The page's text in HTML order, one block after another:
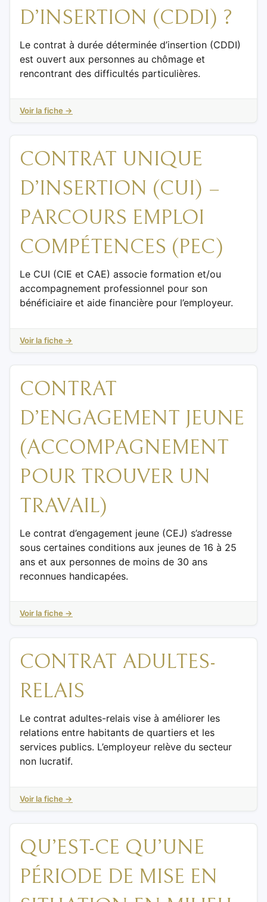
D’INSERTION (CDDI) ?
Le contrat à durée déterminée d’insertion (CDDI)
est ouvert aux personnes au chômage et
rencontrant des difficultés particulières.
Voir la fiche →
CONTRAT UNIQUE
D’INSERTION (CUI) –
PARCOURS EMPLOI
COMPÉTENCES (PEC)
Le CUI (CIE et CAE) associe formation et/ou
accompagnement professionnel pour son
bénéficiaire et aide financière pour l’employeur.
Voir la fiche →
CONTRAT
D’ENGAGEMENT JEUNE
(ACCOMPAGNEMENT
POUR TROUVER UN
TRAVAIL)
Le contrat d’engagement jeune (CEJ) s’adresse
sous certaines conditions aux jeunes de 16 à 25
ans et aux personnes de moins de 30 ans
reconnues handicapées.
Voir la fiche →
CONTRAT ADULTES-
RELAIS
Le contrat adultes-relais vise à améliorer les
relations entre habitants de quartiers et les
services publics. L’employeur relève du secteur
non lucratif.
Voir la fiche →
QU’EST-CE QU’UNE
PÉRIODE DE MISE EN